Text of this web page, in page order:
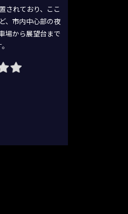
されており、ここ
、市内中心部の夜
場から展望台まで